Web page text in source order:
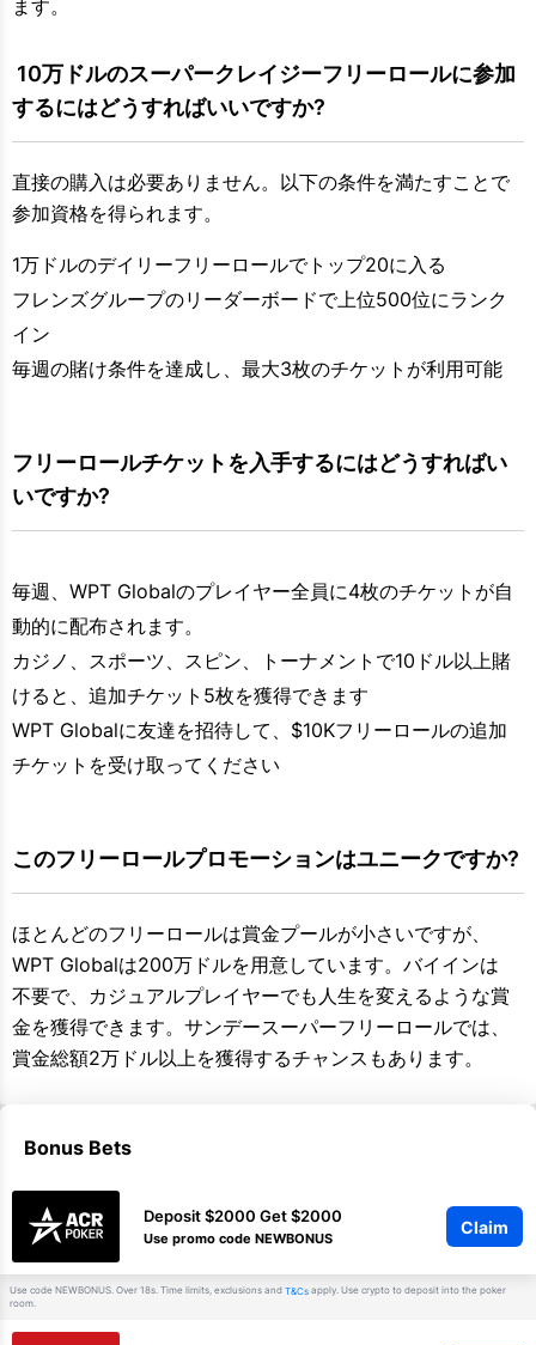
ます。
するにはどうすればいいですか?
直接の購入は必要ありません。以下の条件を満たすことで
参加資格を得られます。
1万ドルのデイリーフリーロールでトップ20に入る
フレンズグループのリーダーボードで上位500位にランク
イン
毎週の賭け条件を達成し、最大3枚のチケットが利用可能
フリーロールチケットを入手するにはどうすればい
いですか?
毎週、WPT Globalのプレイヤー全員に4枚のチケットが自
動的に配布されます。
カジノ、スポーツ、スピン、トーナメントで10ドル以上賭
けると、追加チケット5枚を獲得できます
WPT Globalに友達を招待して、$10Kフリーロールの追加
チケットを受け取ってください
このフリーロールプロモーションはユニークですか?
ほとんどのフリーロールは賞金プールが小さいですが、
WPT Globalは200万ドルを用意しています。バイインは
不要で、カジュアルプレイヤーでも人生を変えるような賞
金を獲得できます。サンデースーパーフリーロールでは、
賞金総額2万ドル以上を獲得するチャンスもあります。
Bonus Bets
Deposit $2000 Get $2000
Use promo code NEWBONUS
Claim
Use code NEWBONUS. Over 18s. Time limits, exclusions and T&Cs apply. Use crypto to deposit into the poker
room.